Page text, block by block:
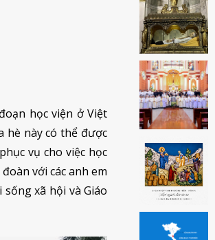
học viện ở Việt
hè này có thể được
vụ cho việc học
với các anh em
xã hội và Giáo